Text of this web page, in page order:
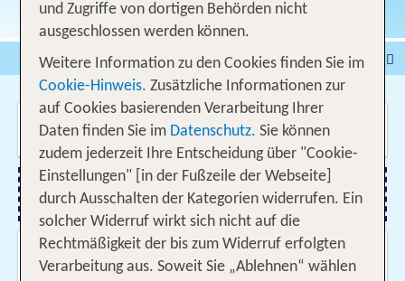
Pauschalferien
Hotel
Städtereisen
% DEALS
Ferienhaus
Kreuzfahrten
Fahrzeuge Ausflüge
Wo soll es hin gehen?
Flug hinzufügen
Wann & wie lange?
10.08.2026 - 03.06.2027, Beliebig
und Zugriffe von dortigen Behörden nicht
ausgeschlossen werden können.
Weitere Information zu den Cookies finden Sie im
Cookie-Hinweis. Zusätzliche Informationen zur
auf Cookies basierenden Verarbeitung Ihrer
Daten finden Sie im Datenschutz. Sie können
zudem jederzeit Ihre Entscheidung über "Cookie-
Einstellungen" [in der Fußzeile der Webseite]
durch Ausschalten der Kategorien widerrufen. Ein
solcher Widerruf wirkt sich nicht auf die
Rechtmäßigkeit der bis zum Widerruf erfolgten
Verarbeitung aus. Soweit Sie „Ablehnen“ wählen